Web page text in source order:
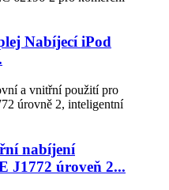
Nabíjecí iPod
nabíjení
J1772 úroveň 2...